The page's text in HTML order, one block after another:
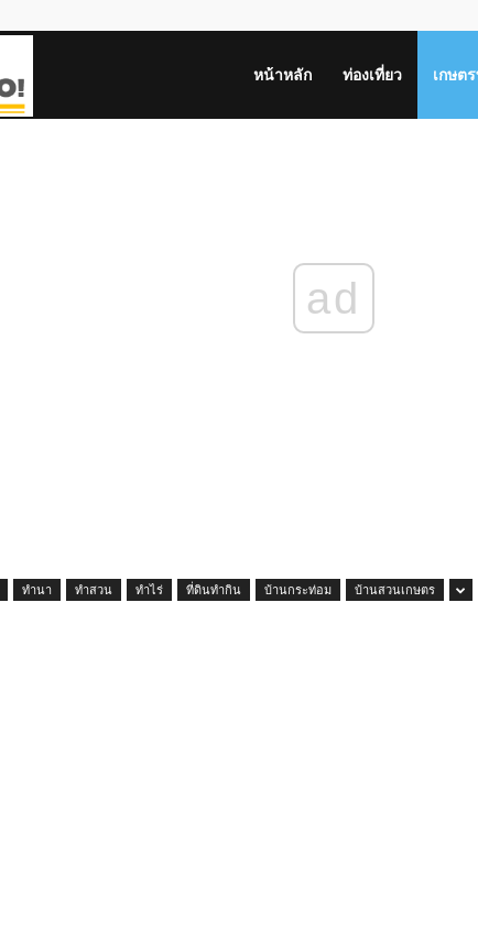
หน้าหลัก ท่องเที่ยว เกษต
ad
ทำนา ทำสวน ทำไร่ ที่ดินทำกิน บ้านกระท่อม บ้านสวนเกษตร